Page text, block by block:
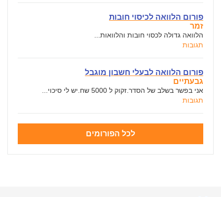
פורום הלוואה לכיסוי חובות
זמר
הלוואה גדולה לכסוי חובות והלוואות...
תגובות
פורום הלוואה לבעלי חשבון מוגבל
גבעתיים
אני בפשר בשלב של הסדר.זקוק ל 5000 שח.יש לי סיכוי...
תגובות
לכל הפורומים